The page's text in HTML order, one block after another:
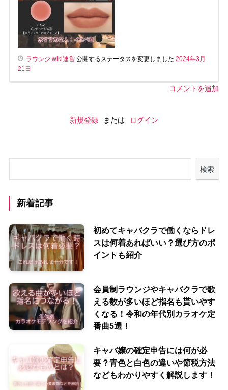
ラウンジ.wiki運営公開するステータスを変更しました 2024年3月
21日
コメントを追加
新規登録 または ログイン
検索
新着記事
初めてキャバクラで働くならドレ
スは何着あればいい？選び方のポ
イントも紹介
会員制ラウンジやキャバクラで歌
える数が多いほど指名も貰いやす
くなる！令和の年代別カラオケ定
番曲5選！
キャバ嬢の確定申告には何が必
要？青色と白色の違いや節税方法
などもわかりやすく解説します！